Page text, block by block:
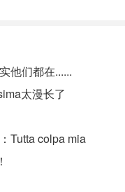
毕竟它是这么的时
概就五位数以上吧
奋斗一下~
他们都在......
太漫长了
Tutta colpa mia